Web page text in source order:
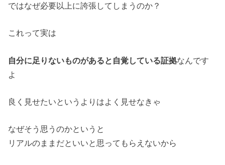
ではなぜ必要以上に誇張してしまうのか？
これって実は
自分に足りないものがあると自覚している証拠なんです
よ
良く見せたいというよりはよく見せなきゃ
なぜそう思うのかというと
リアルのままだといいと思ってもらえないから